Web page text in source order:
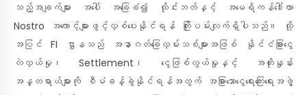
သည့်အချက်များ အပေါ် အခြေခံ၍ ထိုင်းဘတ်နှင့် အမေရိကန်ဒေါ်လာ
Nostro အကောင့်များဖွင့်လှစ်ပေးနိုင်ရန် ကြိုးပမ်းလျက်ရှိပါသည်။ ထို့
အပြင် FI ဌာနသည် အနာဂတ်ခြေလှမ်းသစ်များအဖြစ် နိုင်ငံခြားငွေ
လဲလှယ်မှု၊ Settlement၊ ငွေဖြစ်လွယ်မှုနှင့် အတိုးနှုန်း
အန္တရာယ်များကို စီမံခန့်ခွဲနိုင်ရန်အတွက် အခြားသောငွေရေးကြေးရေးအဖွဲ့